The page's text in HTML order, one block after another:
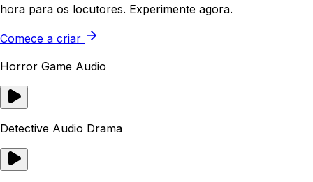
hora para os locutores. Experimente agora.
Comece a criar
Horror Game Audio
Detective Audio Drama